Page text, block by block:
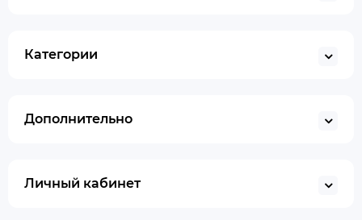
Категории
Дополнительно
Личный кабинет